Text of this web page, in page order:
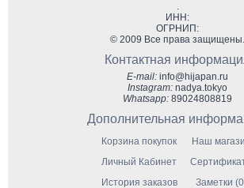
.
ИНН:
ОГРНИП:
© 2009 Все права защищены.
Контактная
E-mail: info@hijapan.ru
Instagram: nadya.tokyo
Whatsapp: 89024808819
Дополнительная
Корзина покупок
Личный Кабинет
История заказов
Наш
Заметки